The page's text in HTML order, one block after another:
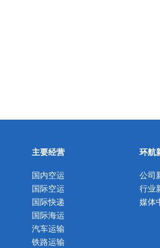
主要经营 环航
国内空运
国际空运
国际快递
国际海运
汽车运输
铁路运输
公司
行业
媒体